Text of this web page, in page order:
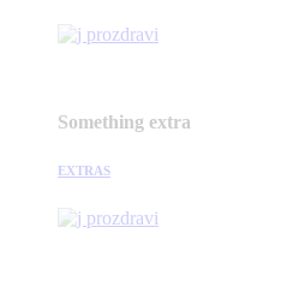
Something extra
EXTRAS